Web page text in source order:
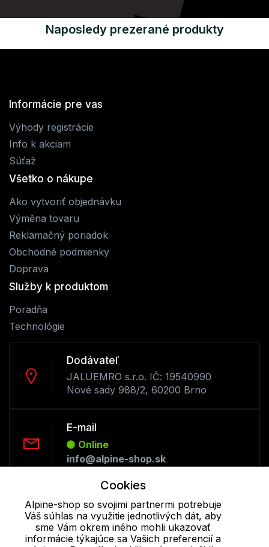
Naposledy prezerané produkty
Informácie pre vas
Výhody registrácie
Info k akciam
Súťaž
Všetko o nákupe
Ako vytvoriť objednávku
Výměna tovaru
Reklamačný poriadok
Obchodné podmienky
Doprava
Služby k produktom
Poradňa
Technológie
Dodávateľ
JALUEMRO s.r.o. IČ: 19540990
Nové sady 988/2, 60200 Brno
E-mail
Online
info@alpine-shop.sk
Online
+421 277 270 053
Cookies
Alpine-shop so svojimi partnermi potrebuje
Váš súhlas na využitie jednotlivých dát, aby
sme Vám okrem iného mohli ukazovať
informácie týkajúce sa Vašich preferencií a